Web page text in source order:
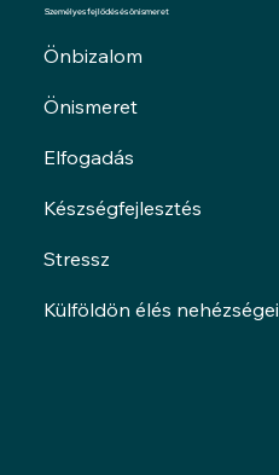
Személyes fejlődés és önismeret
Önbizalom
Önismeret
Elfogadás
Készségfejlesztés
Stressz
Külföldön élés nehézségei